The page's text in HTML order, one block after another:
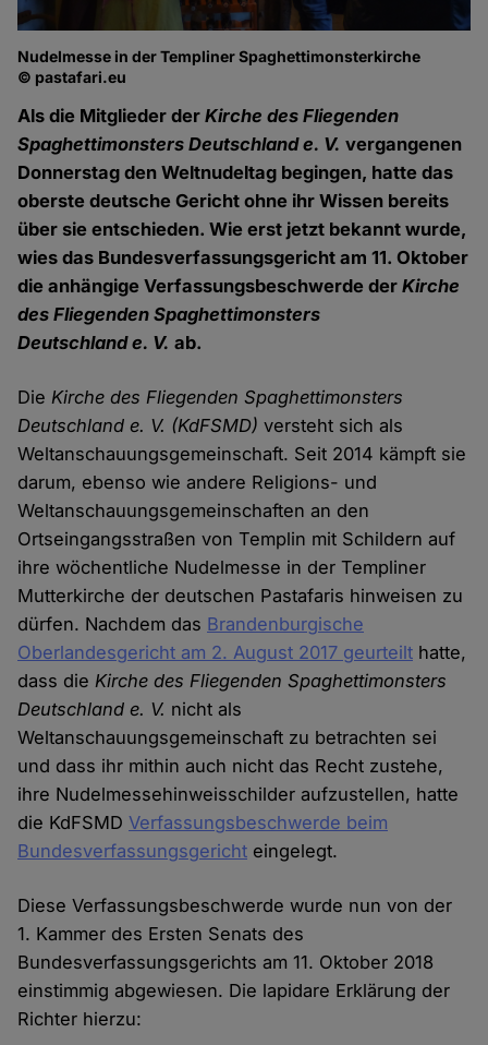
Nudelmesse in der Templiner Spaghettimonsterkirche
© pastafari.eu
Als die Mitglieder derKirche des Fliegenden
Spaghettimonsters Deutschland e. V. vergangenen
Donnerstag den Weltnudeltag begingen, hatte das
oberste deutsche Gericht ohne ihr Wissen bereits
über sie entschieden. Wie erst jetzt bekannt wurde,
wies das Bundesverfassungsgericht am 11. Oktober
die anhängige Verfassungsbeschwerde derKirche
des Fliegenden Spaghettimonsters
Deutschlande. V. ab.
DieKirche des Fliegenden Spaghettimonsters
Deutschland e. V. (KdFSMD)versteht sich als
Weltanschauungsgemeinschaft. Seit 2014 kämpft sie
darum, ebenso wie andere Religions- und
Weltanschauungsgemeinschaften an den
Ortseingangsstraßen von Templin mit Schildern auf
ihre wöchentliche Nudelmesse in der Templiner
Mutterkirche der deutschen Pastafaris hinweisen zu
dürfen. Nachdem das Brandenburgische
Oberlandesgericht am 2. August 2017 geurteilt hatte,
dass dieKirche des Fliegenden Spaghettimonsters
Deutschland e. V. nicht als
Weltanschauungsgemeinschaft zu betrachten sei
und dass ihr mithin auch nicht das Recht zustehe,
ihre Nudelmessehinweisschilder aufzustellen, hatte
die KdFSMDVerfassungsbeschwerde beim
Bundesverfassungsgericht eingelegt.
Diese Verfassungsbeschwerde wurde nun von der
1. Kammer des Ersten Senats des
Bundesverfassungsgerichts am 11. Oktober 2018
einstimmig abgewiesen. Die lapidare Erklärung der
Richter hierzu: